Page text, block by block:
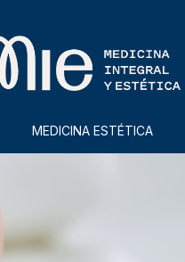
MEDICINA ESTÉTICA